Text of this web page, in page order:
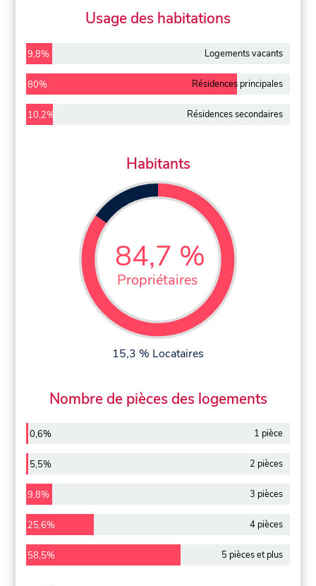
Usage des habitations
9,8% Logements vacants
80% Résidences principales
10,2% Résidences secondaires
Habitants
84,7 %
Propriétaires
15,3 % Locataires
Nombre de pièces des logements
0,6% 1 pièce
5,5% 2 pièces
9,8% 3 pièces
25,6% 4 pièces
58,5% 5 pièces et plus